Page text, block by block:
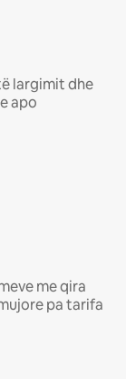
largimit dhe
apo
me qira
pa tarifa